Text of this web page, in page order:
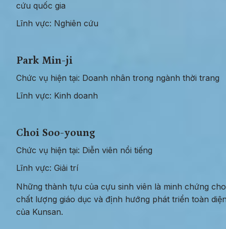
cứu quốc gia
Lĩnh vực: Nghiên cứu
Park Min-ji
Chức vụ hiện tại: Doanh nhân trong ngành thời trang
Lĩnh vực: Kinh doanh
Choi Soo-young
Chức vụ hiện tại: Diễn viên nổi tiếng
Lĩnh vực: Giải trí
Những thành tựu của cựu sinh viên là minh chứng cho
chất lượng giáo dục và định hướng phát triển toàn
của Kunsan.